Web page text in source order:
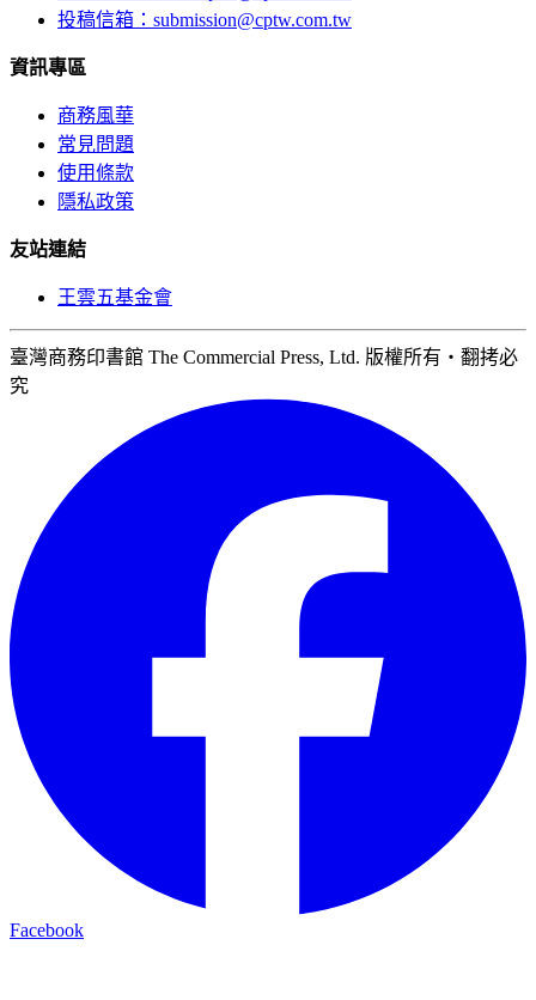
投稿信箱： submission@cptw.com.tw
資訊專區
商務風華
常見問題
使用條款
隱私政策
友站連結
王雲五基金會
臺灣商務印書館 The Commercial Press, Ltd. 版權所有‧翻拷必
究
Facebook